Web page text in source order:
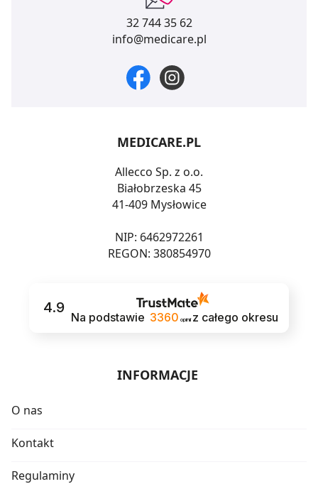
32 744 35 62
info@medicare.pl
MEDICARE.PL
Allecco Sp. z o.o.
Białobrzeska 45
41-409 Mysłowice
NIP: 6462972261
REGON: 380854970
4.9
Na podstawie 3360 opinii z całego okresu
INFORMACJE
O nas
Kontakt
Regulaminy